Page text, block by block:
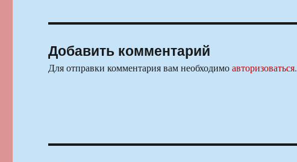
Добавить комментарий
Для отправки комментария вам необходимоавторизоваться.